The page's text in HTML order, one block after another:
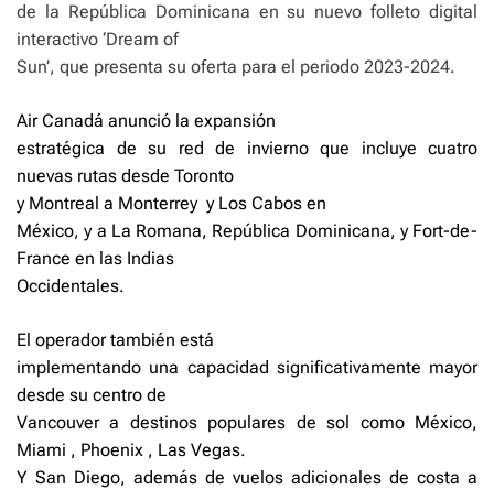
de la República Dominicana en su nuevo folleto digital
interactivo ‘Dream of
Sun’, que presenta su oferta para el periodo 2023-2024.
Air Canadá anunció la expansión
estratégica de su red de invierno que incluye cuatro
nuevas rutas desde Toronto
y Montreal a Monterrey y Los Cabos en
México, y a La Romana, República Dominicana, y Fort-de-
France en las Indias
Occidentales.
El operador también está
implementando una capacidad significativamente mayor
desde su centro de
Vancouver a destinos populares de sol como México,
Miami , Phoenix , Las Vegas.
Y San Diego, además de vuelos adicionales de costa a